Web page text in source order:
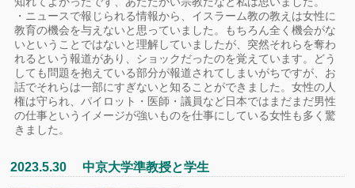
・ニュースで報じられる情報から、イスラーム教の教えは女性に
教育の機会を与えないと思っていました。もちろん全く機会がな
いということではないと理解していましたが、突然それらを奪わ
れるという報道があり、ショックだったのを覚えています。どう
しても問題を抱えている部分が報道されてしまいがちですが、お
話でそれらは一部にすぎないと知ることができました。女性の人
権は守られ、パイロット・医師・議員など日本ではまだまだ男性
の仕事というイメージが強いものを仕事にしている女性も多く驚
きました。
2023.5.30 中京大学準教授と学生